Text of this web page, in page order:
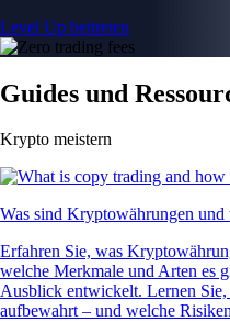
Level Up beitreten
Guides und
Krypto meistern
Was sind Kryptowährungen
Erfahren Sie, was
welche Merkmale und Arten es
Ausblick entwickelt. Lernen
aufbewahrt – und welche